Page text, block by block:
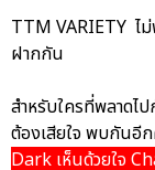
TTM VARIETY ไ
ฝากกัน
สำหรับใครที่พลาดไ
ต้องเสียใจ พบกันอี
Dark เห็นด้วยใจ